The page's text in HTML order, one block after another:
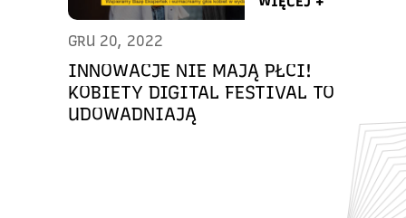
GRU 20, 2022
INNOWACJE NIE MAJĄ PŁCI!
KOBIETY DIGITAL FESTIVAL TO
UDOWADNIAJĄ